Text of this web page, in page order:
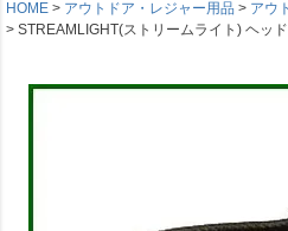
HOME
アウトドア・レジャー用品 アウ
STREAMLIGHT(ストリームライト) ヘッ